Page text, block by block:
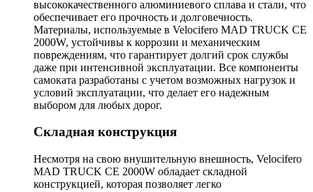
высококачественного алюминиевого сплава и стали, что
обеспечивает его прочность и долговечность.
Материалы, используемые в Velocifero MAD TRUCK CE
2000W, устойчивы к коррозии и механическим
повреждениям, что гарантирует долгий срок службы
даже при интенсивной эксплуатации. Все компоненты
самоката разработаны с учетом возможных нагрузок и
условий эксплуатации, что делает его надежным
выбором для любых дорог.
Складная конструкция
Несмотря на свою внушительную внешность, Velocifero
MAD TRUCK CE 2000W обладает складной
конструкцией, которая позволяет легко